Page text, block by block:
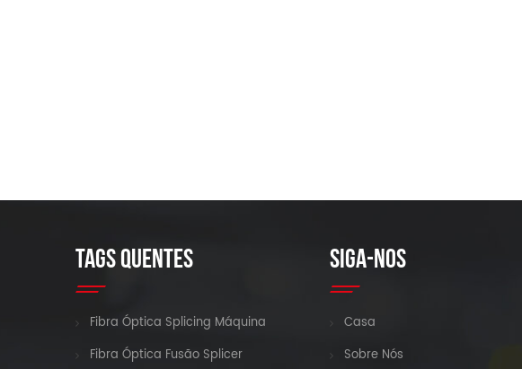
TAGS QUENTES
Fibra Óptica Splicing Máquina
Fibra Óptica Fusão Splicer
SIGA-NOS
Casa
Sobre Nós